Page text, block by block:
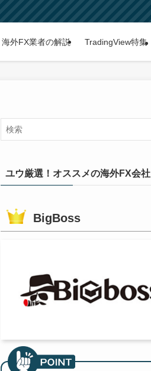
海外FX業者の解説 TradingView特集
ユウ厳選！オススメの海外FX会社
BigBoss